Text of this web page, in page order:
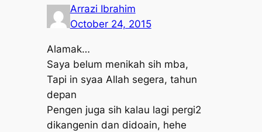
Arrazi Ibrahim
October 24, 2015
Alamak…
Saya belum menikah sih mba,
Tapi in syaa Allah segera, tahun
depan
Pengen juga sih kalau lagi pergi2
dikangenin dan didoain, hehe